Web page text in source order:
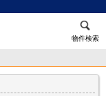
物件検索